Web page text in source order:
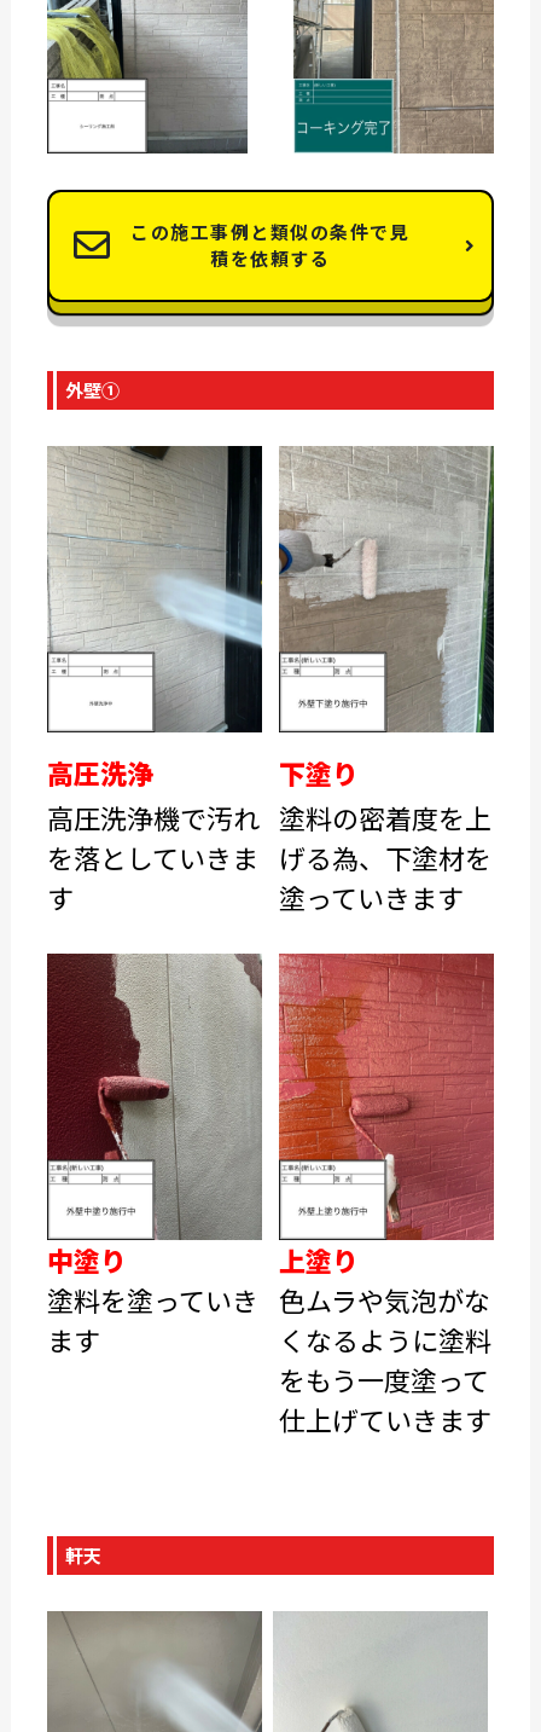
この施工事例と類似の条件で見
積を依頼する
外壁①
高圧洗浄
高圧洗浄機で汚れ
を落としていきま
す
下塗り
塗料の密着度を上
げる為、下塗材を
塗っていきます
中塗り
塗料を塗っていき
ます
上塗り
色ムラや気泡がな
くなるように塗料
をもう一度塗って
仕上げていきます
軒天